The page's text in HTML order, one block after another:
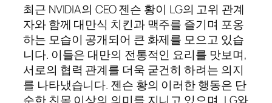
최근 NVIDIA의 CEO 젠슨 황이 LG의 고위 관계
자와 함께 대만식 치킨과 맥주를 즐기며 포옹
하는 모습이 공개되어 큰 화제를 모으고 있습
니다. 이들은 대만의 전통적인 요리를 맛보며,
서로의 협력 관계를 더욱 굳건히 하려는 의지
를 나타냈습니다. 젠슨 황의 이러한 행동은 단
순한 친목 이상의 의미를 지니고 있으며, LG와